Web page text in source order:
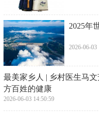
​2025年
2026-06-03
最美家乡人 | 乡村医生马
方百姓的健康
2026-06-03 14:50:59